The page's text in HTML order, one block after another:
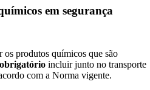
em segurança
os produtos químicos que são
obrigatório incluir junto no transporte
com a Norma vigente.